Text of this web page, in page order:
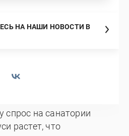
НА НАШИ НОВОСТИ В
спрос на санатории
растет, что